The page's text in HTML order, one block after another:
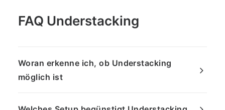
FAQ Understacking
Woran erkenne ich, ob Understacking
möglich ist